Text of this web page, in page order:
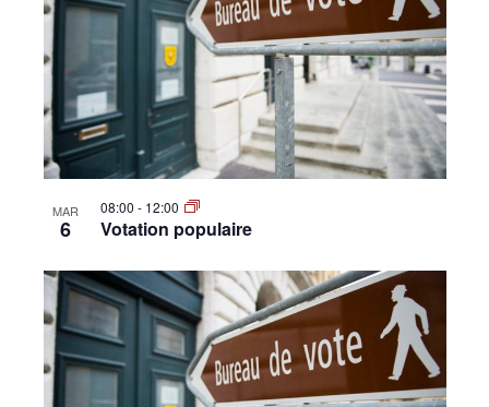
MAR
6
08:00 - 12:00
Votation populaire